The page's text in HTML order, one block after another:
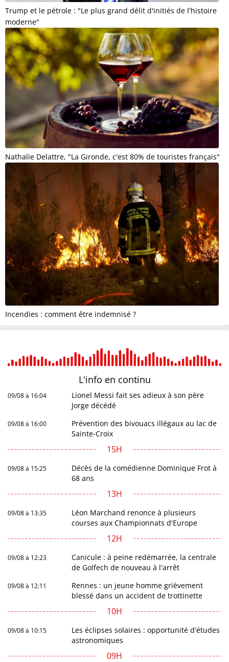
Trump et le pétrole : "Le plus grand délit d'initiés de l'histoire
moderne"
Nathalie Delattre, "La Gironde, c'est 80% de touristes français"
Incendies : comment être indemnisé ?
L'info en continu
09/08 à 16:04
Lionel Messi fait ses adieux à son père
Jorge décédé
09/08 à 16:00
Prévention des bivouacs illégaux au lac de
Sainte-Croix
15H
09/08 à 15:25
Décès de la comédienne Dominique Frot à
68 ans
13H
09/08 à 13:35
Léon Marchand renonce à plusieurs
courses aux Championnats d'Europe
12H
09/08 à 12:23
Canicule : à peine redémarrée, la centrale
de Golfech de nouveau à l'arrêt
09/08 à 12:11
Rennes : un jeune homme grièvement
blessé dans un accident de trottinette
10H
09/08 à 10:15
Les éclipses solaires : opportunité d'études
astronomiques
09H